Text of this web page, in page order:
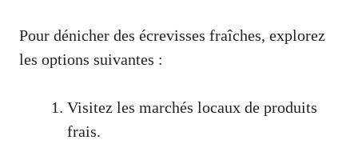
Pour dénicher des écrevisses fraîches, explorez
les options suivantes :
Visitez les marchés locaux de produits
frais.